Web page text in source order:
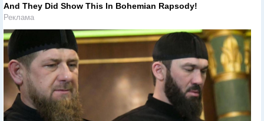
And They Did Show This In Bohemian Rapsody!
Реклама